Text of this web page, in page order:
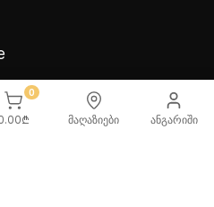
ᲩᲕᲔᲜᲡ ᲨᲔᲡᲐᲮᲔᲑ
0
₾ მაღაზიები ანგარიში